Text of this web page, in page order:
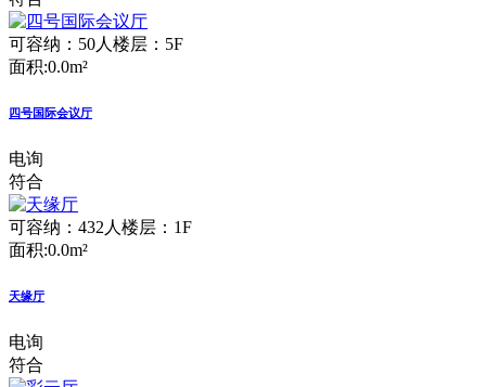
可容纳：50人 楼层：5F
面积:0.0m²
四号国际会议厅
电询
符合
可容纳：432人 楼层：1F
面积:0.0m²
天缘厅
电询
符合